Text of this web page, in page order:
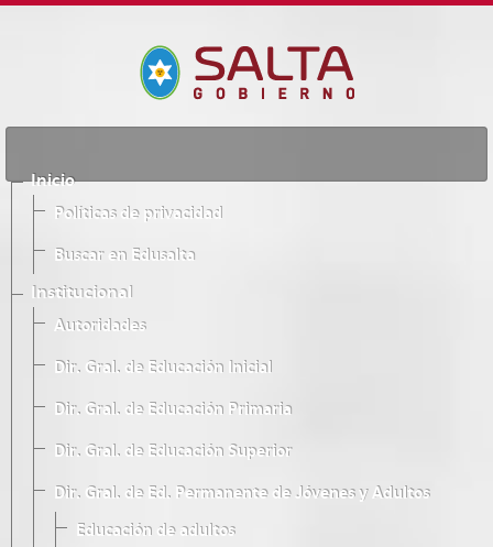
Inicio
Políticas de privacidad
Buscar en Edusalta
Institucional
Autoridades
Dir. Gral. de Educación Inicial
Dir. Gral. de Educación Primaria
Dir. Gral. de Educación Superior
Dir. Gral. de Ed. Permanente de Jóvenes y Adultos
Educación de adultos